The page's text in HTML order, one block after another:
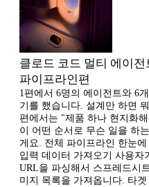
클로드 코드 멀티 에이
파이프라인편
1편에서 6명의 에이전트와 6
기를 했습니다. 설계만 하면
편에서는 "제품 하나 현지화
이 어떤 순서로 무슨 일을 하
게요. 전체 파이프라인 한눈에
입력 데이터 가져오기 사용자
URL을 파싱해서 스프레드시
미지 목록을 가져옵니다. 타